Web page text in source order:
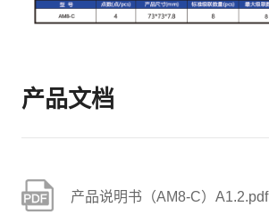
产品文档
产品说明书（AM8-C）A1.2.pdf